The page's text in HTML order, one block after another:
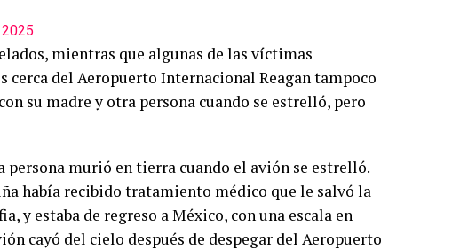
mientras que algunas de las víctimas
cerca del Aeropuerto Internacional Reagan tampoco
su madre y otra persona cuando se estrelló, pero
murió en tierra cuando el avión se estrelló.
había recibido tratamiento médico que le salvó la
y estaba de regreso a México, con una escala en
cayó del cielo después de despegar del Aeropuerto